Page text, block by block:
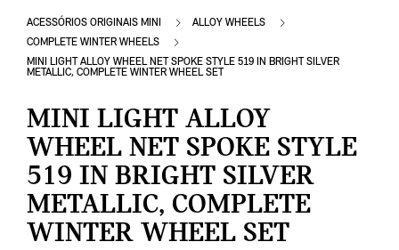
ACESSÓRIOS ORIGINAIS MINI
ALLOY WHEELS
COMPLETE WINTER WHEELS
MINI LIGHT ALLOY WHEEL NET SPOKE STYLE 519 IN BRIGHT SILVER
METALLIC, COMPLETE WINTER WHEEL SET
MINI LIGHT ALLOY
WHEEL NET SPOKE STYLE
519 IN BRIGHT SILVER
METALLIC, COMPLETE
WINTER WHEEL SET